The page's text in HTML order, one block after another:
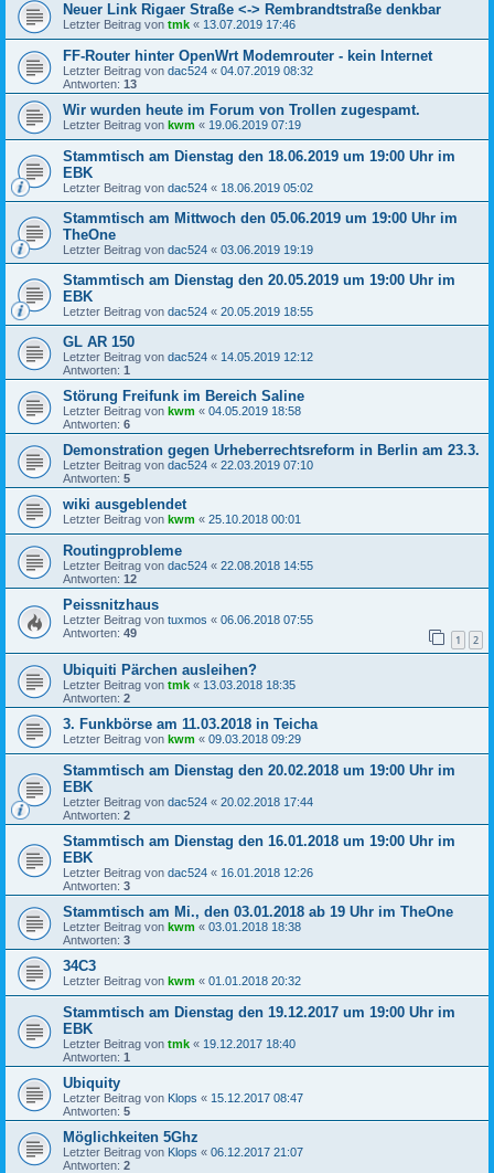
Neuer Link Rigaer Straße <-> Rembrandtstraße denkbar
Letzter Beitrag von tmk « 13.07.2019 17:46
FF-Router hinter OpenWrt Modemrouter - kein Internet
Letzter Beitrag von dac524 « 04.07.2019 08:32
Antworten: 13
Wir wurden heute im Forum von Trollen zugespamt.
Letzter Beitrag von kwm « 19.06.2019 07:19
Stammtisch am Dienstag den 18.06.2019 um 19:00 Uhr im
EBK
Letzter Beitrag von dac524 « 18.06.2019 05:02
Stammtisch am Mittwoch den 05.06.2019 um 19:00 Uhr im
TheOne
Letzter Beitrag von dac524 « 03.06.2019 19:19
Stammtisch am Dienstag den 20.05.2019 um 19:00 Uhr im
EBK
Letzter Beitrag von dac524 « 20.05.2019 18:55
GL AR 150
Letzter Beitrag von dac524 « 14.05.2019 12:12
Antworten: 1
Störung Freifunk im Bereich Saline
Letzter Beitrag von kwm « 04.05.2019 18:58
Antworten: 6
Demonstration gegen Urheberrechtsreform in Berlin am 23.3.
Letzter Beitrag von dac524 « 22.03.2019 07:10
Antworten: 5
wiki ausgeblendet
Letzter Beitrag von kwm « 25.10.2018 00:01
Routingprobleme
Letzter Beitrag von dac524 « 22.08.2018 14:55
Antworten: 12
Peissnitzhaus
Letzter Beitrag von tuxmos « 06.06.2018 07:55
Antworten: 49 1 2
Ubiquiti Pärchen ausleihen?
Letzter Beitrag von tmk « 13.03.2018 18:35
Antworten: 2
3. Funkbörse am 11.03.2018 in Teicha
Letzter Beitrag von kwm « 09.03.2018 09:29
Stammtisch am Dienstag den 20.02.2018 um 19:00 Uhr im
EBK
Letzter Beitrag von dac524 « 20.02.2018 17:44
Antworten: 2
Stammtisch am Dienstag den 16.01.2018 um 19:00 Uhr im
EBK
Letzter Beitrag von dac524 « 16.01.2018 12:26
Antworten: 3
Stammtisch am Mi., den 03.01.2018 ab 19 Uhr im TheOne
Letzter Beitrag von kwm « 03.01.2018 18:38
Antworten: 3
34C3
Letzter Beitrag von kwm « 01.01.2018 20:32
Stammtisch am Dienstag den 19.12.2017 um 19:00 Uhr im
EBK
Letzter Beitrag von tmk « 19.12.2017 18:40
Antworten: 1
Ubiquity
Letzter Beitrag von Klops « 15.12.2017 08:47
Antworten: 5
Möglichkeiten 5Ghz
Letzter Beitrag von Klops « 06.12.2017 21:07
Antworten: 2